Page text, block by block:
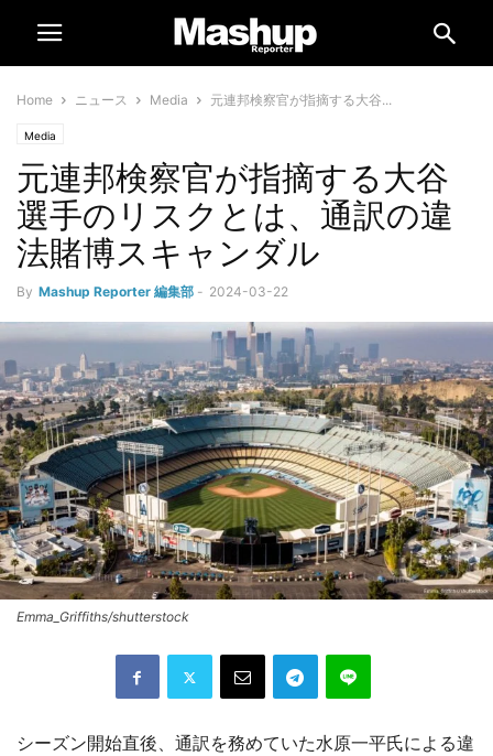
Home ニュース Media 元連邦検察官が指摘する大谷...
Media
元連邦検察官が指摘する大谷
選手のリスクとは、通訳の違
法賭博スキャンダル
By Mashup Reporter 編集部 - 2024-03-22
Emma_Griffiths/shutterstock
シーズン開始直後、通訳を務めていた水原一平氏による違